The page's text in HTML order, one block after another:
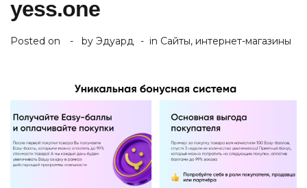
yess.one
Posted on by Эдуард in Сайты, интернет-магазины